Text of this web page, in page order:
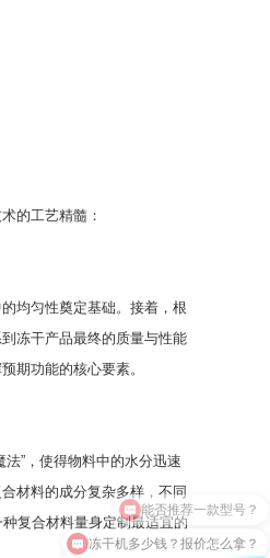
的工艺精髓：
均匀性奠定基础。接着，根
冻干产品最终的质量与性能
期功能的核心要素。
”，使得物料中的水分迅速
材料的成分复杂多样，不同
复合材料量身定制最适宜的
冻干机多少钱？报价怎么拿？